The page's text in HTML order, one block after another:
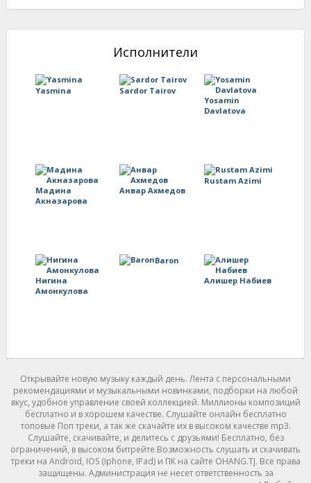
Исполнители
Yasmina
Sardor Tairov
Yosamin
Davlatova
Мадина
Акназарова
Анвар Ахмедов
Rustam Azimi
Нигина
Амонкулова
Baron
Алишер Набиев
Открывайте новую музыку каждый день. Лента с персональными
рекомендациями и музыкальными новинками, подборки на любой
вкус, удобное управление своей коллекцией. Миллионы композиций
бесплатно и в хорошем качестве. Слушайте онлайн бесплатно
топовые Поп треки, а так же скачайте их в высоком качестве mp3.
Слушайте, скачивайте, и делитесь с друзьями! Бесплатно, без
ограничений, в высоком битрейте.Возможность слушать и скачивать
треки на Android, IOS (Iphone, IPad) и ПК на сайте OHANG.TJ. Все права
защищены. Администрация не несет ответственность за